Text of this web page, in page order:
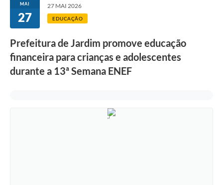
MAI
27
27 MAI 2026
EDUCAÇÃO
Prefeitura de Jardim promove educação
financeira para crianças e adolescentes
durante a 13ª Semana ENEF